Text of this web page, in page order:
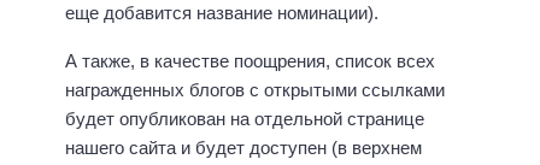
еще добавится название номинации).
А также, в качестве поощрения, список всех
награжденных блогов с открытыми ссылками
будет опубликован на отдельной странице
нашего сайта и будет доступен (в верхнем